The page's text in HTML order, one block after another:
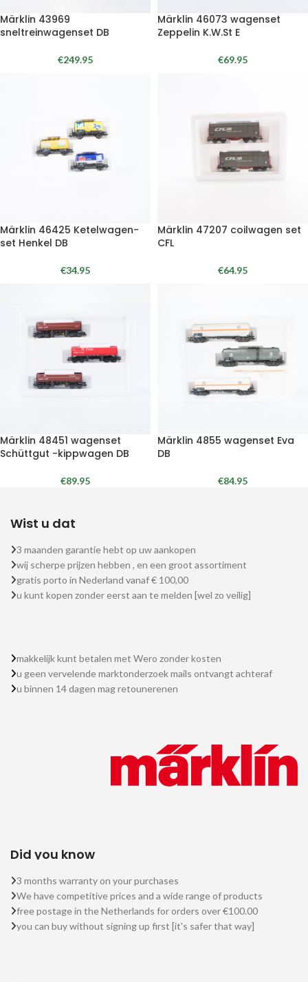
Märklin 43969
sneltreinwagenset DB
€249.95
Märklin 46073 wagenset
Zeppelin K.W.St E
€69.95
Märklin 46425 Ketelwagen-
set Henkel DB
€34.95
Märklin 47207 coilwagen set
CFL
€64.95
Märklin 48451 wagenset
Schüttgut -kippwagen DB
€89.95
Märklin 4855 wagenset Eva
DB
€84.95
Wist u dat
3 maanden garantie hebt op uw aankopen
wij scherpe prijzen hebben , en een groot assortiment
gratis porto in Nederland vanaf € 100,00
u kunt kopen zonder eerst aan te melden [wel zo veilig]
makkelijk kunt betalen met Wero zonder kosten
u geen vervelende marktonderzoek mails ontvangt achteraf
u binnen 14 dagen mag retounerenen
Did you know
3 months warranty on your purchases
We have competitive prices and a wide range of products
free postage in the Netherlands for orders over €100.00
you can buy without signing up first [it's safer that way]